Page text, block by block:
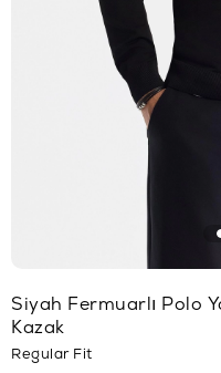
Siyah Fermuarlı Polo
Kazak
Regular Fit